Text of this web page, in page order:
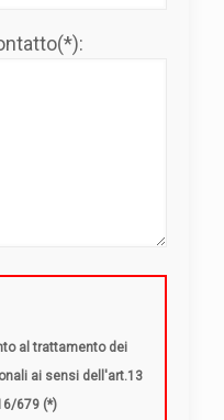
al trattamento dei
ai sensi dell'art.13
679 (*)